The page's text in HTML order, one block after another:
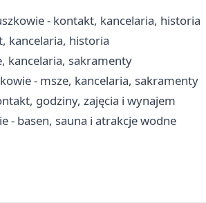
- kontakt, kancelaria, historia
kancelaria, historia
kancelaria, sakramenty
- msze, kancelaria, sakramenty
godziny, zajęcia i wynajem
- basen, sauna i atrakcje wodne